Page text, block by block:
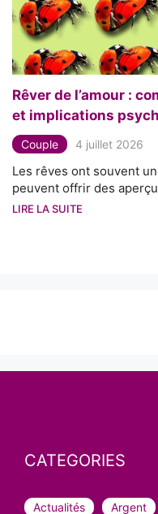
Rêver de l’amour :
et implications
Couple 4 juillet 2026
Les rêves ont souvent
peuvent offrir des
LIRE LA SUITE
CATEGORIES
Actualités Argent